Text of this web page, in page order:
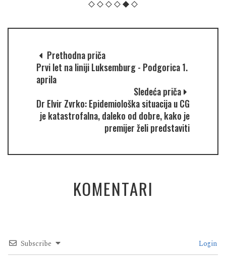
Prethodna priča
Prvi let na liniji Luksemburg - Podgorica 1.
aprila
Sledeća priča
Dr Elvir Zvrko: Epidemiološka situacija u CG
je katastrofalna, daleko od dobre, kako je
premijer želi predstaviti
KOMENTARI
Subscribe Login